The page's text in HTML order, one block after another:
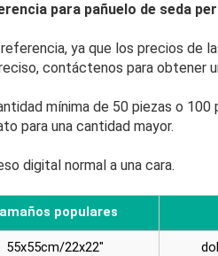
para pañuelo de seda
ya que los precios de
contáctenos para obtener
mínima de 50 piezas o
para una cantidad mayor.
digital normal a una cara.
populares
55x55cm/22x22"